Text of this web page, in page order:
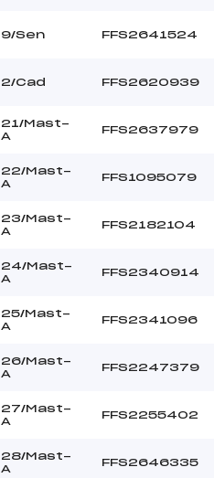
9/Sen FFS2641524
2/Cad FFS2620939
21/Mast-
A
FFS2637979
22/Mast-
A
FFS1095079
23/Mast-
A
FFS2182104
24/Mast-
A
FFS2340914
25/Mast-
A
FFS2341096
26/Mast-
A
FFS2247379
27/Mast-
A
FFS2255402
28/Mast-
A
FFS2646335